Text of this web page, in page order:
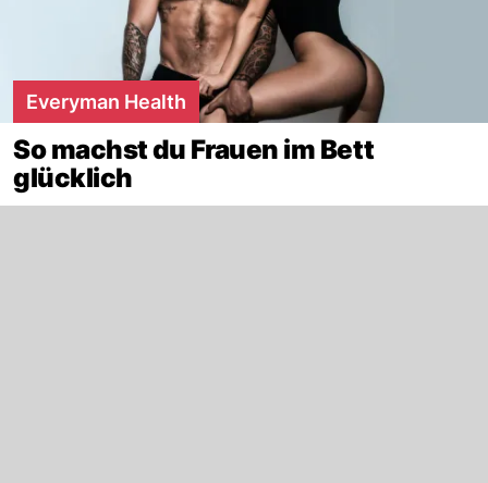
Everyman Health
So machst du Frauen im Bett
glücklich